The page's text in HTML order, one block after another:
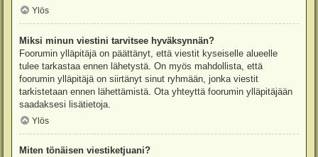
Ylös
Miksi minun viestini tarvitsee hyväksynnän?
Foorumin ylläpitäjä on päättänyt, että viestit kyseiselle alueelle
tulee tarkastaa ennen lähetystä. On myös mahdollista, että
foorumin ylläpitäjä on siirtänyt sinut ryhmään, jonka viestit
tarkistetaan ennen lähettämistä. Ota yhteyttä foorumin ylläpitäjään
saadaksesi lisätietoja.
Ylös
Miten tönäisen viestiketjuani?